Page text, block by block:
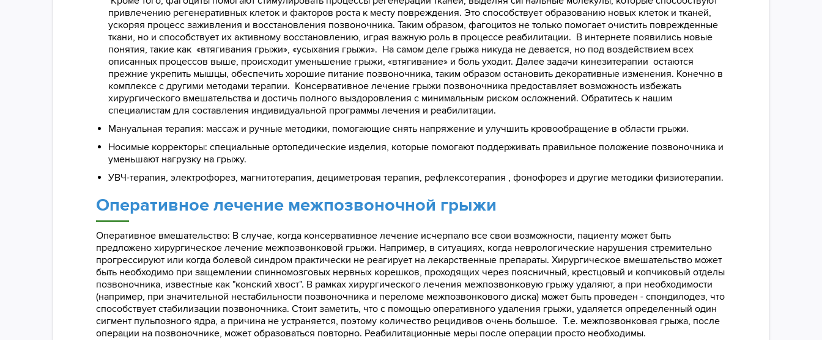
привлечению регенеративных клеток и факторов роста к месту повреждения. Это способствует образованию новых клеток и тканей,
ускоряя процесс заживления и восстановления позвоночника. Таким образом, фагоцитоз не только помогает очистить поврежденные
ткани, но и способствует их активному восстановлению, играя важную роль в процессе реабилитации. В интернете появились новые
понятия, такие как «втягивания грыжи», «усыхания грыжи». На самом деле грыжа никуда не девается, но под воздействием всех
описанных процессов выше, происходит уменьшение грыжи, «втягивание» и боль уходит. Далее задачи кинезитерапии остаются
прежние укрепить мышцы, обеспечить хорошие питание позвоночника, таким образом остановить декоративные изменения. Конечно в
комплексе с другими методами терапии. Консервативное лечение грыжи позвоночника предоставляет возможность избежать
хирургического вмешательства и достичь полного выздоровления с минимальным риском осложнений. Обратитесь к нашим
специалистам для составления индивидуальной программы лечения и реабилитации.
Мануальная терапия: массаж и ручные методики, помогающие снять напряжение и улучшить кровообращение в области грыжи.
Носимые корректоры: специальные ортопедические изделия, которые помогают поддерживать правильное положение позвоночника и
уменьшают нагрузку на грыжу.
УВЧ-терапия, электрофорез, магнитотерапия, дециметровая терапия, рефлексотерапия , фонофорез и другие методики физиотерапии.
Оперативное лечение межпозвоночной грыжи
Оперативное вмешательство: В случае, когда консервативное лечение исчерпало все свои возможности, пациенту может быть
предложено хирургическое лечение межпозвонковой грыжи. Например, в ситуациях, когда неврологические нарушения стремительно
прогрессируют или когда болевой синдром практически не реагирует на лекарственные препараты. Хирургическое вмешательство может
быть необходимо при защемлении спинномозговых нервных корешков, проходящих через поясничный, крестцовый и копчиковый отделы
позвоночника, известные как "конский хвост". В рамках хирургического лечения межпозвонковую грыжу удаляют, а при необходимости
(например, при значительной нестабильности позвоночника и переломе межпозвонкового диска) может быть проведен - спондилодез, что
способствует стабилизации позвоночника. Стоит заметить, что с помощью оперативного удаления грыжи, удаляется определенный один
сигмент пульпозного ядра, а причина не устраняется, поэтому количество рецидивов очень большое. Т.е. межпозвонковая грыжа, после
операции на позвоночнике, может образоваться повторно. Реабилитационные меры после операции просто необходимы.